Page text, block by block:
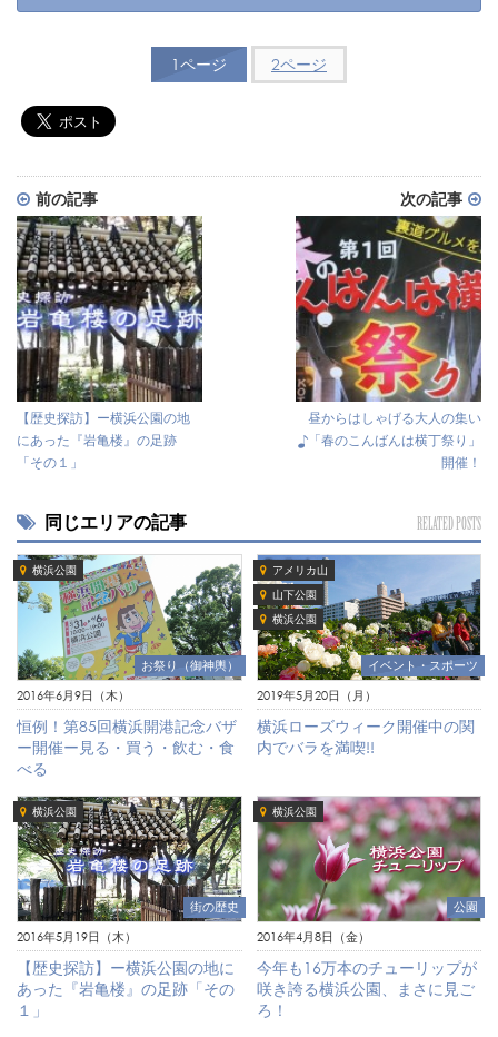
1ページ 2ページ
前の記事
【歴史探訪】ー横浜公園の地
にあった『岩亀楼』の足跡
「その１」
次の記事
昼からはしゃげる大人の集い
♪「春のこんばんは横丁祭り」
開催！
同じエリアの記事 RELATED POSTS
横浜公園
お祭り（御神輿）
2016年6月9日（木）
恒例！第85回横浜開港記念バザ
ー開催ー見る・買う・飲む・食
べる
アメリカ山
山下公園
横浜公園
イベント・スポーツ
2019年5月20日（月）
横浜ローズウィーク開催中の関
内でバラを満喫!!
横浜公園
街の歴史
2016年5月19日（木）
【歴史探訪】ー横浜公園の地に
あった『岩亀楼』の足跡「その
１」
横浜公園
公園
2016年4月8日（金）
今年も16万本のチューリップが
咲き誇る横浜公園、まさに見ご
ろ！